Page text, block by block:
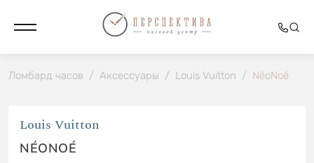
Ломбард часов / Аксессуары / Louis Vuitton / NéoNoé
Louis Vuitton
NÉONOÉ